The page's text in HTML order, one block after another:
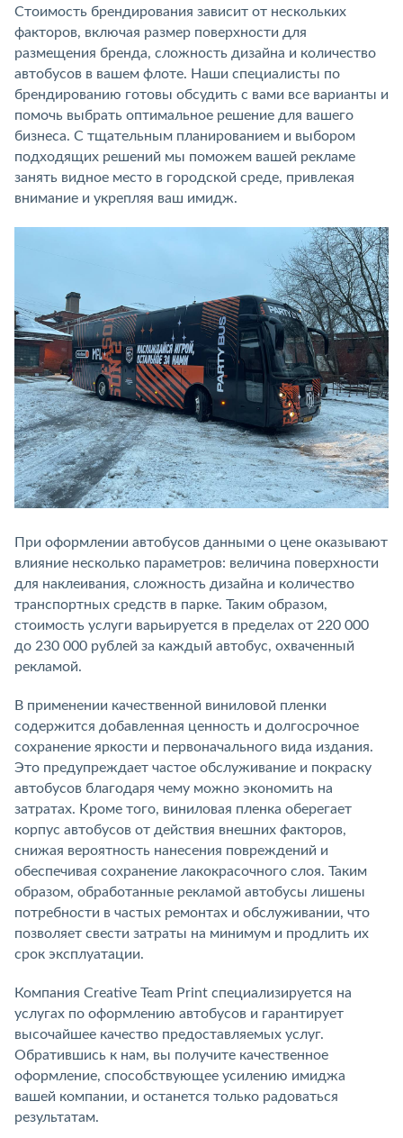
Стоимость брендирования зависит от нескольких
факторов, включая размер поверхности для
размещения бренда, сложность дизайна и количество
автобусов в вашем флоте. Наши специалисты по
брендированию готовы обсудить с вами все варианты и
помочь выбрать оптимальное решение для вашего
бизнеса. С тщательным планированием и выбором
подходящих решений мы поможем вашей рекламе
занять видное место в городской среде, привлекая
внимание и укрепляя ваш имидж.
При оформлении автобусов данными о цене оказывают
влияние несколько параметров: величина поверхности
для наклеивания, сложность дизайна и количество
транспортных средств в парке. Таким образом,
стоимость услуги варьируется в пределах от 220 000
до 230 000 рублей за каждый автобус, охваченный
рекламой.
В применении качественной виниловой пленки
содержится добавленная ценность и долгосрочное
сохранение яркости и первоначального вида издания.
Это предупреждает частое обслуживание и покраску
автобусов благодаря чему можно экономить на
затратах. Кроме того, виниловая пленка оберегает
корпус автобусов от действия внешних факторов,
снижая вероятность нанесения повреждений и
обеспечивая сохранение лакокрасочного слоя. Таким
образом, обработанные рекламой автобусы лишены
потребности в частых ремонтах и обслуживании, что
позволяет свести затраты на минимум и продлить их
срок эксплуатации.
Компания Creative Team Print специализируется на
услугах по оформлению автобусов и гарантирует
высочайшее качество предоставляемых услуг.
Обратившись к нам, вы получите качественное
оформление, способствующее усилению имиджа
вашей компании, и останется только радоваться
результатам.